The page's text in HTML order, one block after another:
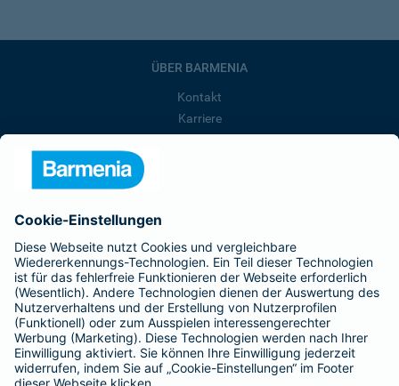
ÜBER BARMENIA
Kontakt
Karriere
Barmenia ist Teil der BarmeniaGothaer
BELIEBTE SEITEN
Kranken-Zusatzversicherung
Tierversicherungen
Haftpflichtversicherung
Hausratversicherung